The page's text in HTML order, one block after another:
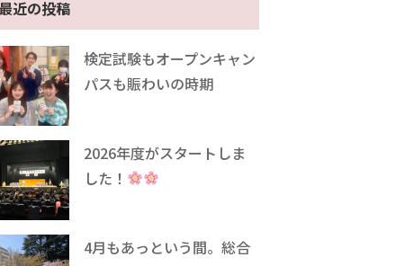
最近の投稿
検定試験もオープンキャン
パスも賑わいの時期
2026年度がスタートしま
した！
4月もあっという間。総合